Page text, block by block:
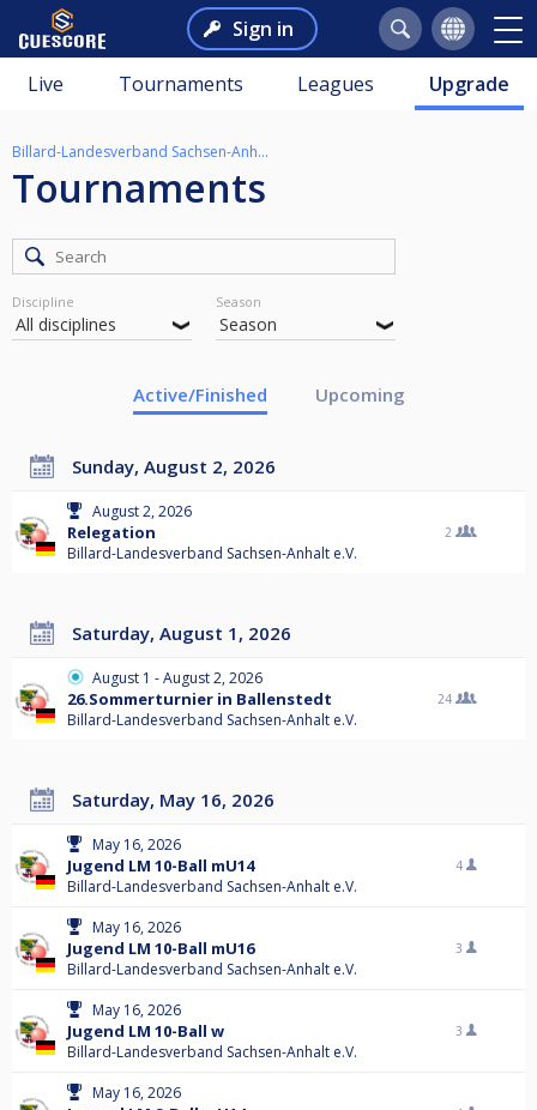
Sign in
Live Tournaments Leagues Upgrade
Billard-Landesverband Sachsen-Anhalt e.V.
Tournaments
Discipline Season
Active/Finished Upcoming
Sunday, August 2, 2026
August 2, 2026
Relegation
Billard-Landesverband Sachsen-Anhalt e.V.
2
Saturday, August 1, 2026
August 1 - August 2, 2026
26.Sommerturnier in Ballenstedt
Billard-Landesverband Sachsen-Anhalt e.V.
24
Saturday, May 16, 2026
May 16, 2026
Jugend LM 10-Ball mU14
Billard-Landesverband Sachsen-Anhalt e.V.
4
May 16, 2026
Jugend LM 10-Ball mU16
Billard-Landesverband Sachsen-Anhalt e.V.
3
May 16, 2026
Jugend LM 10-Ball w
Billard-Landesverband Sachsen-Anhalt e.V.
3
May 16, 2026